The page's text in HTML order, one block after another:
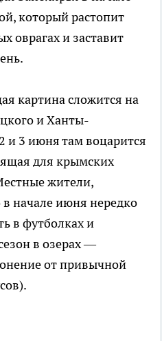
который растопит
оврагах и заставит
картина сложится на
и Ханты-
и 3 июня там воцарится
для крымских
жители,
начале июня нередко
в футболках и
в озерах —
от привычной